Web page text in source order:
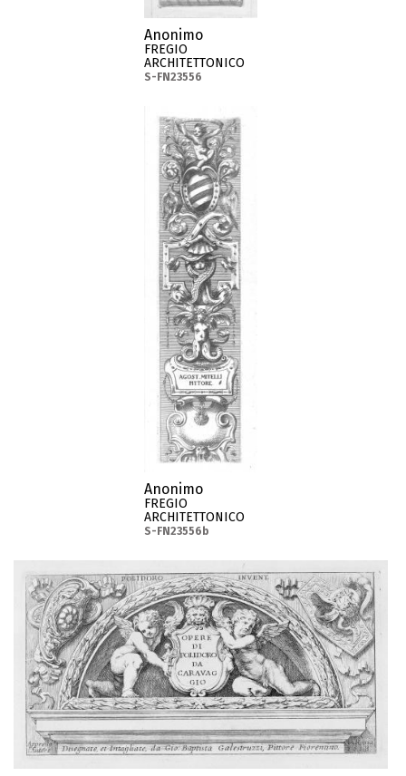
Anonimo
FREGIO
ARCHITETTONICO
S-FN23556
Anonimo
FREGIO
ARCHITETTONICO
S-FN23556b